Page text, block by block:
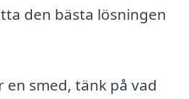
den bästa lösningen
smed, tänk på vad